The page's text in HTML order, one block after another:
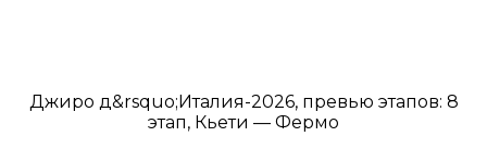
Джиро д&rsquo;Италия-2026, превью этапов: 8
этап, Кьети — Фермо